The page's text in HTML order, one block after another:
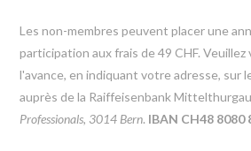
Les non-membres peuvent placer une
participation aux frais de 49 CHF.
l'avance, en indiquant votre adresse, sur
auprès de la Raiffeisenbank
Professionals, 3014 Bern. IBAN CH48 8080